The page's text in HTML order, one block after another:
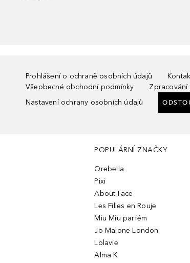
Prohlášení o ochraně osobních údajů
Všeobecné obchodní podmínky
Zpracování
Nastavení ochrany osobních údajů
POPULÁRNÍ ZNAČKY
Orebella
Pixi
About-Face
Les Filles en Rouje
Miu Miu parfém
Jo Malone London
Lolavie
Alma K